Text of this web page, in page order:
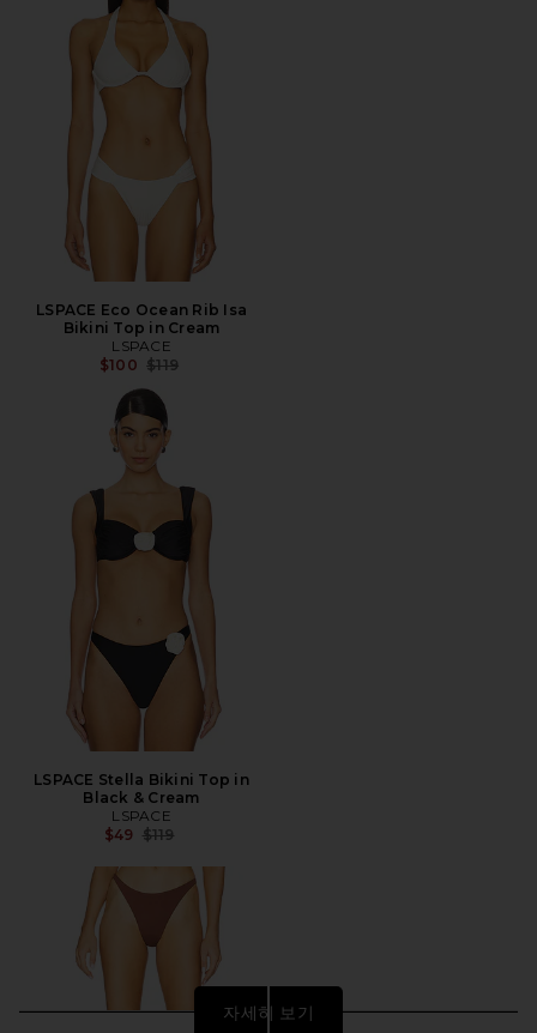
LSPACE Eco Ocean Rib Isa
Bikini Top in Cream
LSPACE
$100 전 가격:
$119
LSPACE Stella Bikini Top in
Black & Cream
LSPACE
$49 전 가격:
$119
자세히 보기